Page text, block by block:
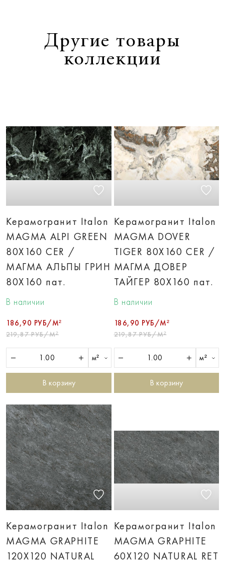
Другие товары
коллекции
Керамогранит Italon
MAGMA ALPI GREEN
80X160 CER /
МАГМА АЛЬПЫ ГРИН
80X160 пат.
В наличии
186,90 РУБ/М²
219,87 РУБ/М²
м²
В корзину
Керамогранит Italon
MAGMA DOVER
TIGER 80X160 CER /
МАГМА ДОВЕР
ТАЙГЕР 80X160 пат.
В наличии
186,90 РУБ/М²
219,87 РУБ/М²
м²
В корзину
Керамогранит Italon
MAGMA GRAPHITE
120X120 NATURAL
Керамогранит Italon
MAGMA GRAPHITE
60X120 NATURAL RET